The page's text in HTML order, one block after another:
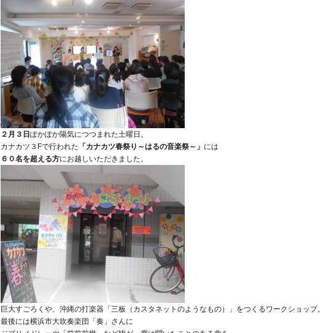
２月３日 ぽかぽか陽気につつまれた土曜日。
カナカツ３Fで行われた 「カナカツ春祭り～はるの音楽祭～」 には
６０名を超える方にお越しいただきました。
巨大すごろくや、沖縄の打楽器「三板（カスタネットのようなもの）」をつくるワークショップ。
最後には横浜市大吹奏楽団「奏」さんに